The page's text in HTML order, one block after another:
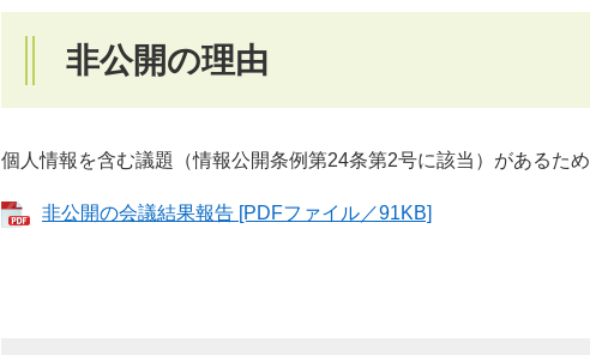
​​非公開の理由
個人情報を含む議題（情報公開条例第24条第2号に該当）があるため​
非公開の会議結果報告 [PDFファイル／91KB]